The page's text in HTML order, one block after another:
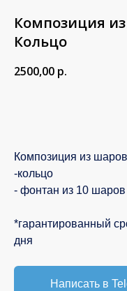
Композиция
Кольцо
2500,00 р.
Композиция из
-кольцо
- фонтан из 10 шаров
*гарантированный
дня
Написать в